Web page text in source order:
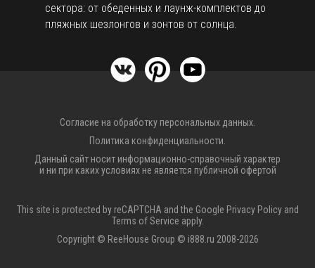
сектора: от обеденных и лаунж-комплектов до
пляжных шезлонгов и зонтов от солнца.
Согласие на обработку персональных данных.
Политика конфиденциальности.
Данный сайт носит информационно-справочный характер
и ни при каких условиях не является публичной офертой
This site is protected by reCAPTCHA and the Google Privacy Policyand
Terms of Service apply.
Copyright © ReeHouse Group © i888.ru 2008-2026